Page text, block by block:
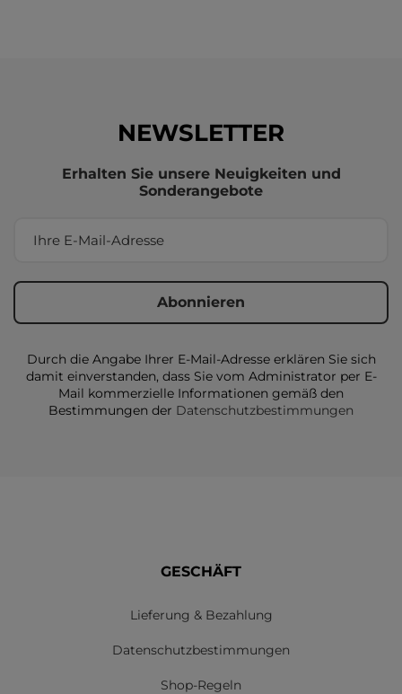
NEWSLETTER
Erhalten Sie unsere Neuigkeiten und
Sonderangebote
Durch die Angabe Ihrer E-Mail-Adresse erklären Sie sich
damit einverstanden, dass Sie vom Administrator per E-
Mail kommerzielle Informationen gemäß den
Bestimmungen der Datenschutzbestimmungen
GESCHÄFT
Lieferung & Bezahlung
Datenschutzbestimmungen
Shop-Regeln